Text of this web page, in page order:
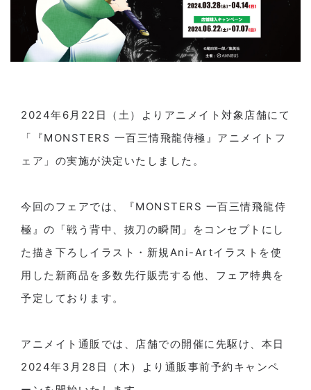
2024年6月22日（土）よりアニメイト対象店舗にて
「『MONSTERS 一百三情飛龍侍極』アニメイトフ
ェア」の実施が決定いたしました。
今回のフェアでは、『MONSTERS 一百三情飛龍侍
極』の「戦う背中、抜刀の瞬間」をコンセプトにし
た描き下ろしイラスト・新規Ani-Artイラストを使
用した新商品を多数先行販売する他、フェア特典を
予定しております。
アニメイト通販では、店舗での開催に先駆け、本日
2024年3月28日（木）より通販事前予約キャンペ